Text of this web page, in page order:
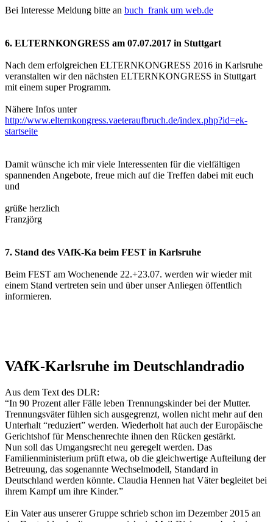
Bei Interesse Meldung bitte an buch_frank um web.de
6. ELTERNKONGRESS am 07.07.2017 in Stuttgart
Nach dem erfolgreichen ELTERNKONGRESS 2016 in Karlsruhe
veranstalten wir den nächsten ELTERNKONGRESS in Stuttgart
mit einem super Programm.
Nähere Infos unter
http://www.elternkongress.vaeteraufbruch.de/index.php?id=ek-
startseite
Damit wünsche ich mir viele Interessenten für die vielfältigen
spannenden Angebote, freue mich auf die Treffen dabei mit euch
und
grüße herzlich
Franzjörg
7. Stand des VAfK-Ka beim FEST in Karlsruhe
Beim FEST am Wochenende 22.+23.07. werden wir wieder mit
einem Stand vertreten sein und über unser Anliegen öffentlich
informieren.
VAfK-Karlsruhe im Deutschlandradio
Aus dem Text des DLR:
“In 90 Prozent aller Fälle leben Trennungskinder bei der Mutter.
Trennungsväter fühlen sich ausgegrenzt, wollen nicht mehr auf den
Unterhalt “reduziert” werden. Wiederholt hat auch der Europäische
Gerichtshof für Menschenrechte ihnen den Rücken gestärkt.
Nun soll das Umgangsrecht neu geregelt werden. Das
Familienministerium prüft etwa, ob die gleichwertige Aufteilung der
Betreuung, das sogenannte Wechselmodell, Standard in
Deutschland werden könnte. Claudia Hennen hat Väter begleitet bei
ihrem Kampf um ihre Kinder.”
Ein Vater aus unserer Gruppe schrieb schon im Dezember 2015 an